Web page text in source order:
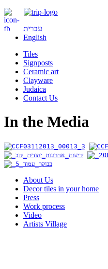
עברית
English
Tiles
Signposts
Ceramic art
Clayware
Judaica
Contact Us
In the Media
About Us
Decor tiles in your home
Press
Work process
Video
Artists Village